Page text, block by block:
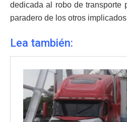
dedicada al robo de transporte
paradero de los otros
Lea también: